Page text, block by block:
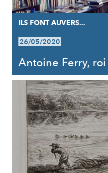
ILS FONT AUVERS...
26/05/2020
Antoine Ferry,